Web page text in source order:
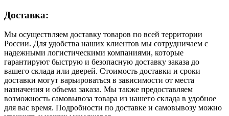
Доставка:
Мы осуществляем доставку товаров по всей территории
России. Для удобства наших клиентов мы сотрудничаем с
надежными логистическими компаниями, которые
гарантируют быструю и безопасную доставку заказа до
вашего склада или дверей. Стоимость доставки и сроки
доставки могут варьироваться в зависимости от места
назначения и объема заказа. Мы также предоставляем
возможность самовывоза товара из нашего склада в удобное
для вас время. Подробности по доставке и самовывозу можно